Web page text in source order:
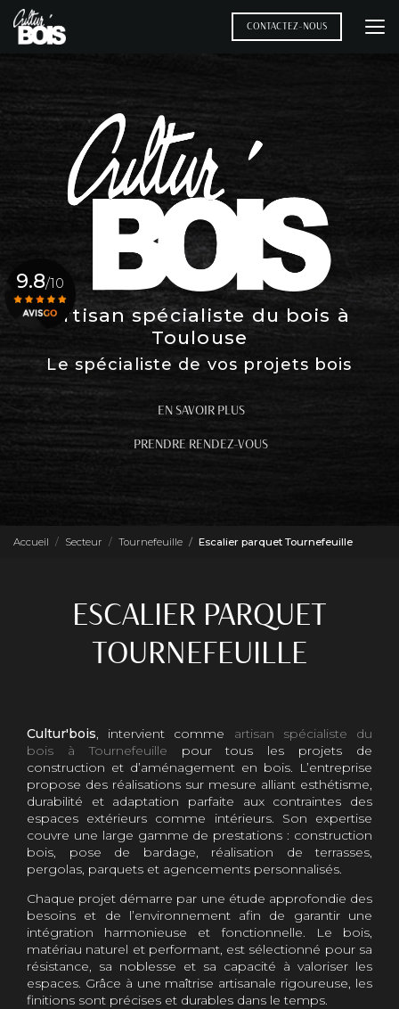
Aller
au
contenu
CONTACTEZ-NOUS
Artisan spécialiste du bois à
Toulouse
Le spécialiste de vos projets bois
EN SAVOIR PLUS
PRENDRE RENDEZ-VOUS
9.8/10
Accueil Secteur Tournefeuille Escalier parquet Tournefeuille
ESCALIER PARQUET
TOURNEFEUILLE
Cultur'bois, intervient comme artisan spécialiste du
bois à Tournefeuille pour tous les projets de
construction et d’aménagement en bois. L’entreprise
propose des réalisations sur mesure alliant esthétisme,
durabilité et adaptation parfaite aux contraintes des
espaces extérieurs comme intérieurs. Son expertise
couvre une large gamme de prestations : construction
bois, pose de bardage, réalisation de terrasses,
pergolas, parquets et agencements personnalisés.
Chaque projet démarre par une étude approfondie des
besoins et de l’environnement afin de garantir une
intégration harmonieuse et fonctionnelle. Le bois,
matériau naturel et performant, est sélectionné pour sa
résistance, sa noblesse et sa capacité à valoriser les
espaces. Grâce à une maîtrise artisanale rigoureuse, les
finitions sont précises et durables dans le temps.